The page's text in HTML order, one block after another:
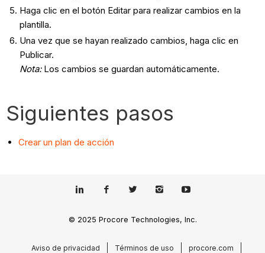
Haga clic en el botón Editar para realizar cambios en la
plantilla.
Una vez que se hayan realizado cambios, haga clic en
Publicar.
Nota:Los cambios se guardan automáticamente.
Siguientes pasos
Crear un plan de acción
© 2025 Procore Technologies, Inc.
Aviso de privacidad Términos de uso procore.com